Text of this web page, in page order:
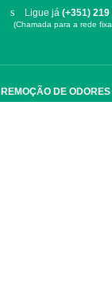
Ligue já (+351) 219
(Chamada para a rede
REMOÇÃO DE ODORES